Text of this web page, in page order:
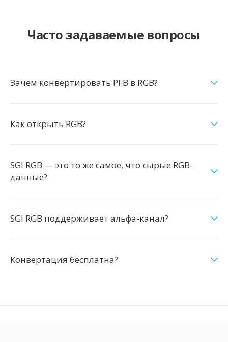
Часто задаваемые вопросы
Зачем конвертировать PFB в RGB?
Как открыть RGB?
SGI RGB — это то же самое, что сырые RGB-
данные?
SGI RGB поддерживает альфа-канал?
Конвертация бесплатна?